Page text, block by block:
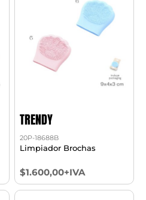
TRENDY
20P-18688B
Limpiador Brochas
$1.600,00+IVA